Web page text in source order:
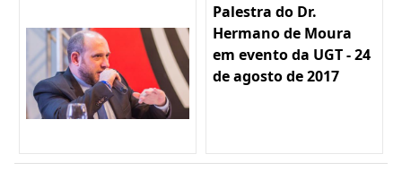
Palestra do Dr.
Hermano de Moura
em evento da UGT - 24
de agosto de 2017